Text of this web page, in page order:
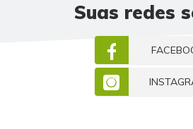
Suas redes